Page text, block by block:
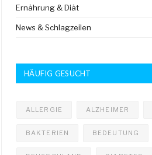
Ernährung & Diät
News & Schlagzeilen
HÄUFIG GESUCHT
ALLERGIE ALZHEIMER
BAKTERIEN BEDEUTUNG